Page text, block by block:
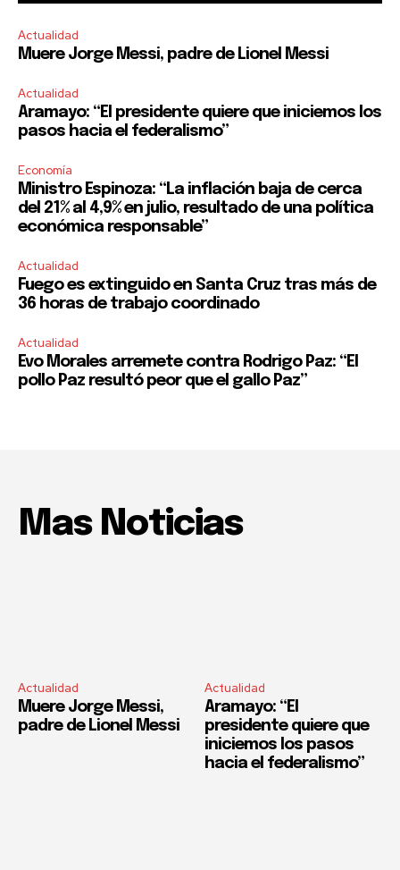
Actualidad
Muere Jorge Messi, padre de Lionel Messi
Actualidad
Aramayo: “El presidente quiere que iniciemos los
pasos hacia el federalismo”
Economía
Ministro Espinoza: “La inflación baja de cerca
del 21% al 4,9% en julio, resultado de una política
económica responsable”
Actualidad
Fuego es extinguido en Santa Cruz tras más de
36 horas de trabajo coordinado
Actualidad
Evo Morales arremete contra Rodrigo Paz: “El
pollo Paz resultó peor que el gallo Paz”
Mas Noticias
Actualidad
Muere Jorge Messi,
padre de Lionel Messi
Actualidad
Aramayo: “El
presidente quiere que
iniciemos los pasos
hacia el federalismo”